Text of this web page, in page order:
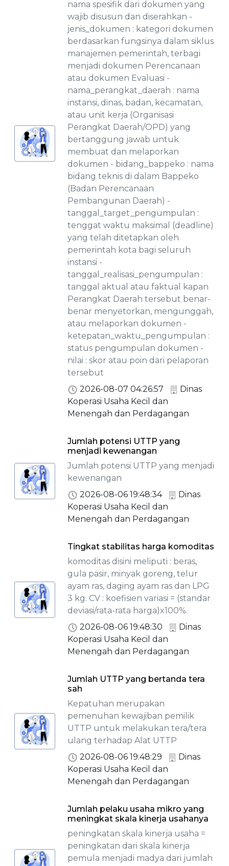
nama spesifik dari dokumen yang
wajib disusun dan diserahkan -
jenis_dokumen : kategori dokumen
berdasarkan fungsinya dalam siklus
manajemen pemerintah, terbagi
menjadi dokumen Perencanaan
atau dokumen Evaluasi -
nama_perangkat_daerah : nama
instansi, dinas, badan, kecamatan,
atau unit kerja (Organisasi
Perangkat Daerah/OPD) yang
bertanggung jawab untuk
membuat dan melaporkan
dokumen - bidang_bappeko : nama
bidang teknis di dalam Bappeko
(Badan Perencanaan
Pembangunan Daerah) -
tanggal_target_pengumpulan :
tenggat waktu maksimal (deadline)
yang telah ditetapkan oleh
pemerintah kota bagi seluruh
instansi -
tanggal_realisasi_pengumpulan :
tanggal aktual atau faktual kapan
Perangkat Daerah tersebut benar-
benar menyetorkan, mengunggah,
atau melaporkan dokumen -
ketepatan_waktu_pengumpulan :
status pengumpulan dokumen -
nilai : skor atau poin dari pelaporan
tersebut
2026-08-07 04:26:57
Dinas
Koperasi Usaha Kecil dan
Menengah dan Perdagangan
Jumlah potensi UTTP yang
menjadi kewenangan
Jumlah potensi UTTP yang menjadi
kewenangan
2026-08-06 19:48:34
Dinas
Koperasi Usaha Kecil dan
Menengah dan Perdagangan
Tingkat stabilitas harga komoditas
komoditas disini meliputi : beras,
gula pasir, minyak goreng, telur
ayam ras, daging ayam ras dan LPG
3 kg. CV : koefisien variasi = (standar
deviasi/rata-rata harga)x100%.
2026-08-06 19:48:30
Dinas
Koperasi Usaha Kecil dan
Menengah dan Perdagangan
Jumlah UTTP yang bertanda tera
sah
Kepatuhan merupakan
pemenuhan kewajiban pemilik
UTTP untuk melakukan tera/tera
ulang terhadap Alat UTTP
2026-08-06 19:48:29
Dinas
Koperasi Usaha Kecil dan
Menengah dan Perdagangan
Jumlah pelaku usaha mikro yang
meningkat skala kinerja usahanya
peningkatan skala kinerja usaha =
peningkatan dari skala kinerja
pemula menjadi madya dari jumlah